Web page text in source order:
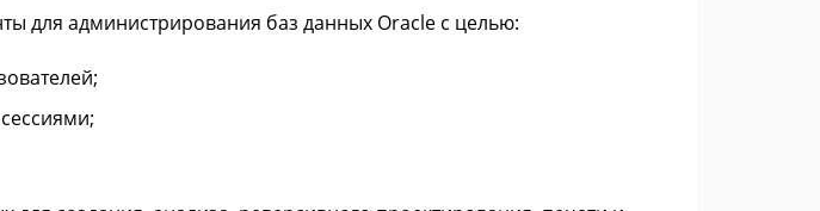
для администрирования баз данных Oracle с целью: